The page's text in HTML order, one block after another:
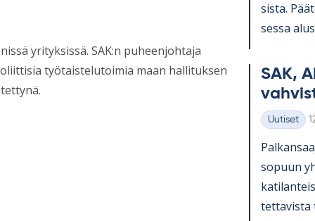
yrityksissä. SAK:n puheenjohtaja
työtaistelutoimia maan hallituksen
sista.
sessa
SAK,
Kategoriat
Uutiset
so­puun
tet­ta­vista